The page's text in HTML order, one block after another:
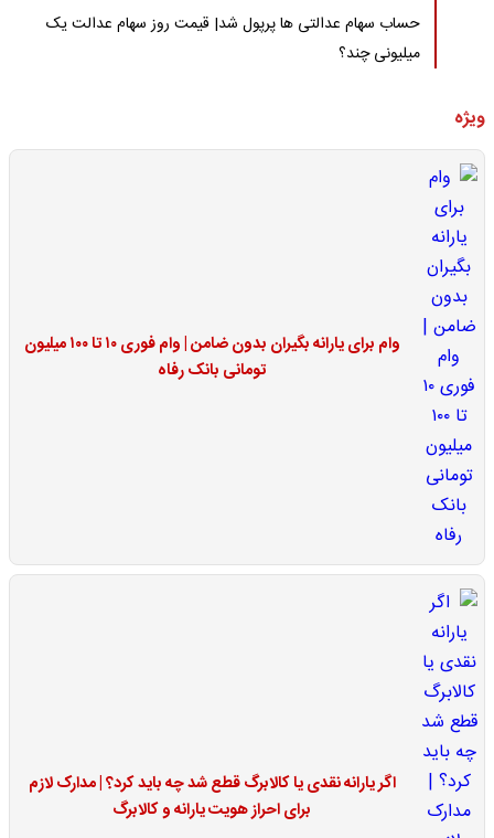
حساب سهام عدالتی ها پرپول شد| قیمت روز سهام عدالت یک
میلیونی چند؟
ویژه
وام برای یارانه بگیران بدون ضامن | وام فوری ۱۰ تا ۱۰۰ میلیون
تومانی بانک رفاه
اگر یارانه نقدی یا کالابرگ قطع شد چه باید کرد؟ | مدارک لازم
برای احراز هویت یارانه و کالابرگ